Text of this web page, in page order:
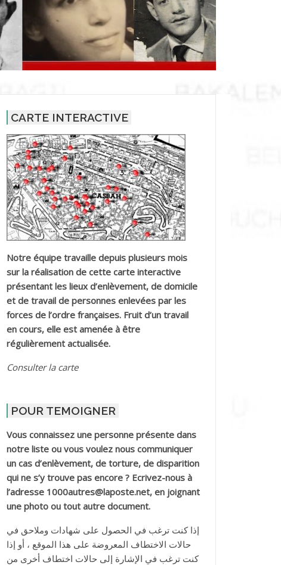
CARTE INTERACTIVE
Notre équipe travaille depuis plusieurs mois
sur la réalisation de cette carte interactive
présentant les lieux d’enlèvement, de domicile
et de travail de personnes enlevées par les
forces de l’ordre françaises. Fruit d’un travail
en cours, elle est amenée à être
régulièrement actualisée.
Consulter la carte
POUR TEMOIGNER
Vous connaissez une personne présente dans
notre liste ou vous voulez nous communiquer
un cas d’enlèvement, de torture, de disparition
qui ne s’y trouve pas encore ? Ecrivez-nous à
l’adresse 1000autres@laposte.net, en joignant
une photo ou tout autre document.
إذا كنت ترغب في الحصول على شهادات وملاحق في
حالات الاختطاف المعروضة على هذا الموقع ، أو إذا
كنت ترغب في الإشارة إلى حالات اختطاف أخرى من